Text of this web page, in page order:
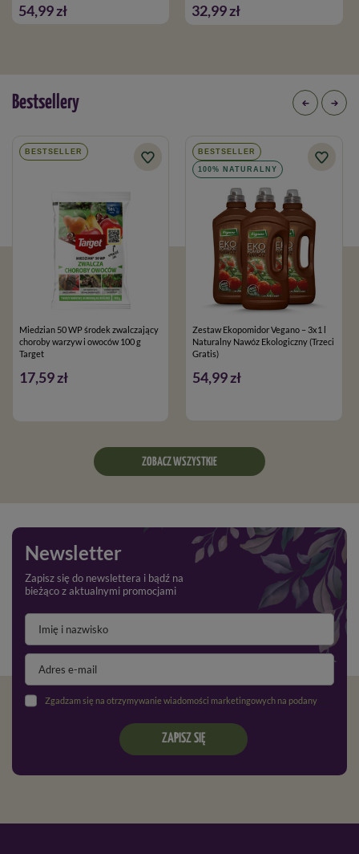
54,99 zł 32,99 zł
Bestsellery
BESTSELLER
Miedzian 50 WP środek zwalczający
choroby warzyw i owoców 100 g
Target
17,59 zł
BESTSELLER
100% NATURALNY
Zestaw Ekopomidor Vegano – 3x1 l
Naturalny Nawóz Ekologiczny (Trzeci
Gratis)
54,99 zł
ZOBACZ WSZYSTKIE
Newsletter
Zapisz się do newslettera i bądź na
bieżąco z aktualnymi promocjami
Zgadzam się na otrzymywanie wiadomości marketingowych na podany adres e-mail oraz przetwarzanie danych osobowych zgodnie z
ZAPISZ SIĘ